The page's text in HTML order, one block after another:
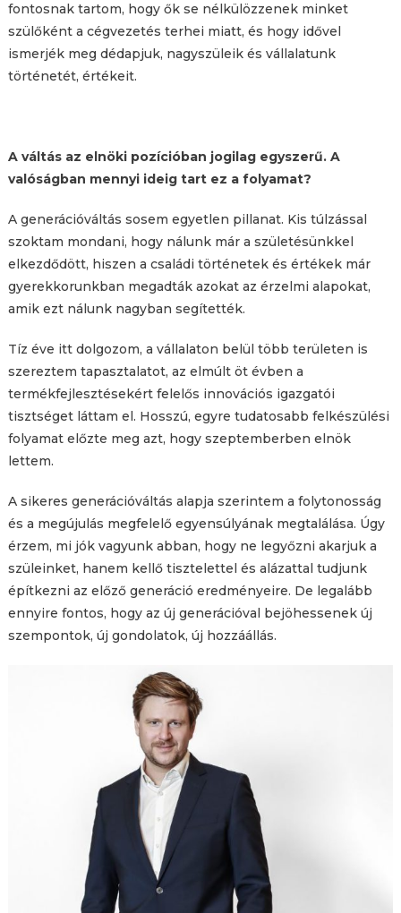
fontosnak tartom, hogy ők se nélkülözzenek minket
szülőként a cégvezetés terhei miatt, és hogy idővel
ismerjék meg dédapjuk, nagyszüleik és vállalatunk
történetét, értékeit.
A váltás az elnöki pozícióban jogilag egyszerű. A
valóságban mennyi ideig tart ez a folyamat?
A generációváltás sosem egyetlen pillanat. Kis túlzással
szoktam mondani, hogy nálunk már a születésünkkel
elkezdődött, hiszen a családi történetek és értékek már
gyerekkorunkban megadták azokat az érzelmi alapokat,
amik ezt nálunk nagyban segítették.
Tíz éve itt dolgozom, a vállalaton belül több területen is
szereztem tapasztalatot, az elmúlt öt évben a
termékfejlesztésekért felelős innovációs igazgatói
tisztséget láttam el. Hosszú, egyre tudatosabb felkészülési
folyamat előzte meg azt, hogy szeptemberben elnök
lettem.
A sikeres generációváltás alapja szerintem a folytonosság
és a megújulás megfelelő egyensúlyának megtalálása. Úgy
érzem, mi jók vagyunk abban, hogy ne legyőzni akarjuk a
szüleinket, hanem kellő tisztelettel és alázattal tudjunk
építkezni az előző generáció eredményeire. De legalább
ennyire fontos, hogy az új generációval bejöhessenek új
szempontok, új gondolatok, új hozzáállás.